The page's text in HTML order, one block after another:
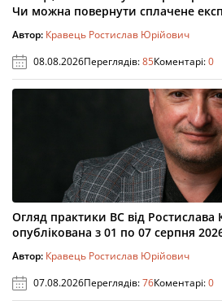
Чи можна повернути сплачене
Автор: Кравець Ростислав Юрійович
08.08.2026Переглядів:85Коментарі:0
Огляд практики ВС від Ростислава
опублікована з 01 по 07 серпня
Автор: Кравець Ростислав Юрійович
07.08.2026Переглядів:76Коментарі:0